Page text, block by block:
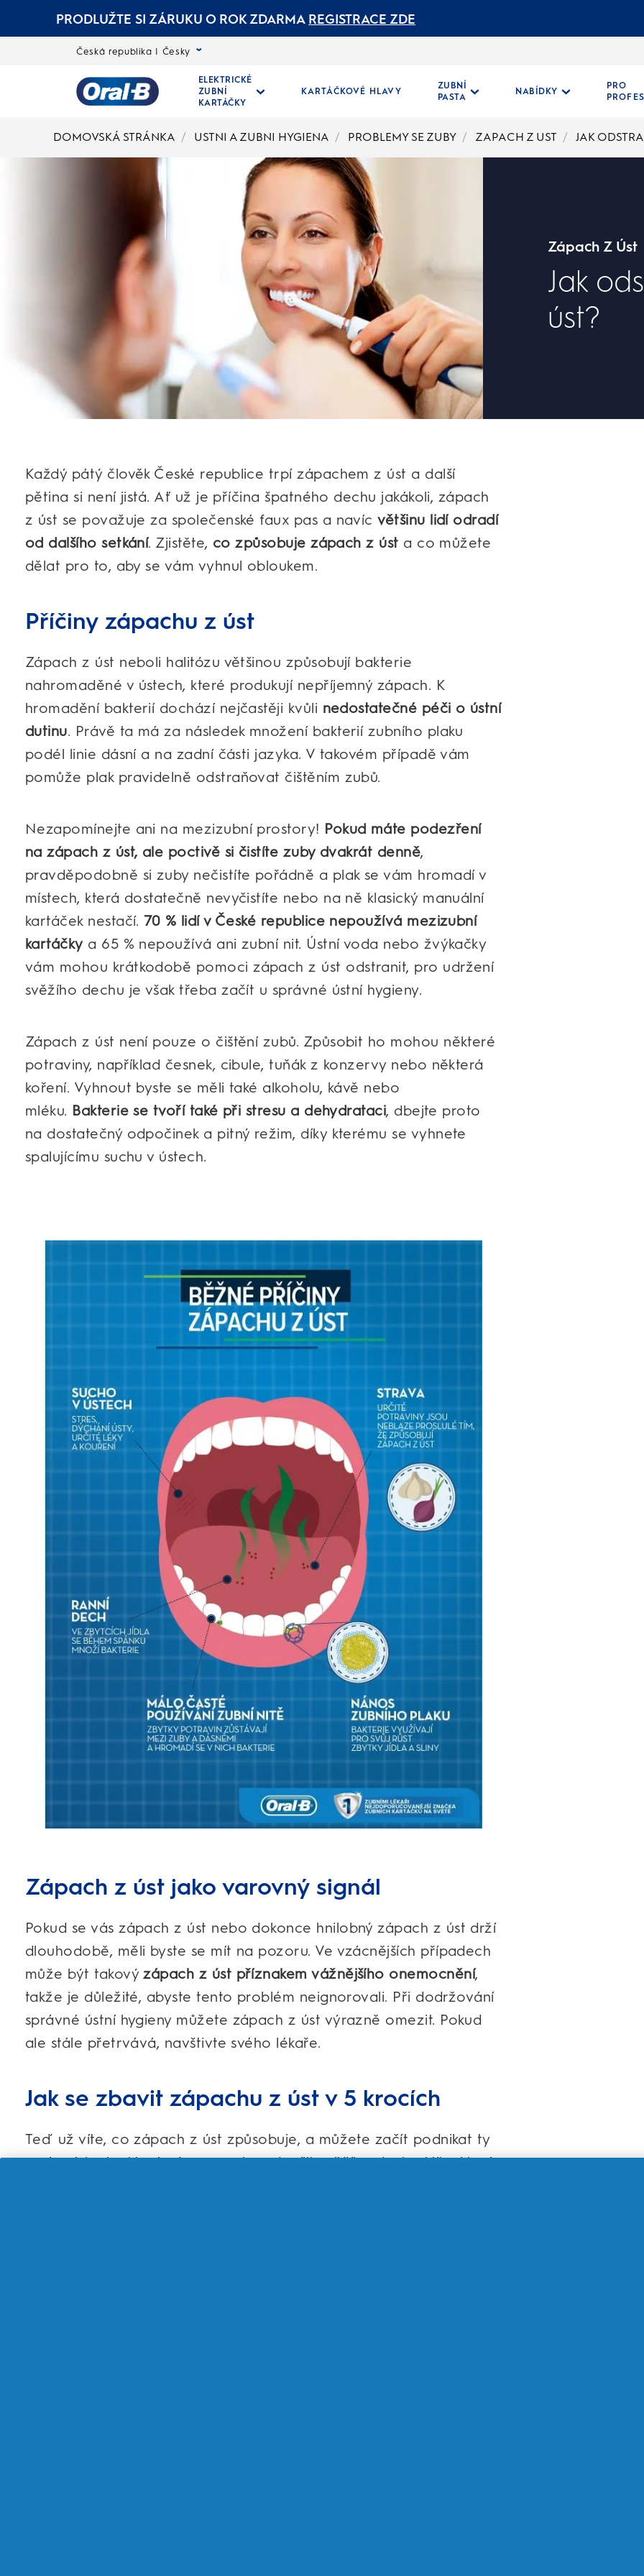
PRODLUŽTE SI ZÁRUKU O ROK ZDARMA REGISTRACE ZDE
Česká republika | Česky
Oral-
Domovská
stránka
ELEKTRICKÉ
ZUBNÍ
KARTÁČKY
KARTÁČKOVÉ HLAVY
ZUBNÍ
PASTA
NABÍDKY
PRO
DOMOVSKÁ STRÁNKA USTNI A ZUBNI HYGIENA PROBLEMY SE ZUBY ZAPACH Z UST JAK
Zápach Z Úst
Jak
úst?
Každý pátý člověk České republice trpí zápachem z úst a další
pětina si není jistá. Ať už je příčina špatného dechu jakákoli, zápach
z úst se považuje za společenské faux pas a navícvětšinu lidí odradí
od dalšího setkání. Zjistěte, co způsobuje zápach z úst a co můžete
dělat pro to, aby se vám vyhnul obloukem.
Příčiny zápachu z úst
Zápach z úst neboli halitózu většinou způsobují bakterie
nahromaděné v ústech, které produkují nepříjemný zápach. K
hromadění bakterií dochází nejčastěji kvůli nedostatečné péči o ústní
dutinu. Právě ta má za následek množení bakterií zubního plaku
podél linie dásní a na zadní části jazyka. V takovém případě vám
pomůže plak pravidelně odstraňovat čištěním zubů.
Nezapomínejte ani na mezizubní prostory! Pokud máte podezření
na zápach z úst, ale poctivě si čistíte zuby dvakrát denně,
pravděpodobně si zuby nečistíte pořádně a plak se vám hromadí v
místech, která dostatečně nevyčistíte nebo na ně klasický manuální
kartáček nestačí. 70 % lidí v České republice nepoužívá mezizubní
kartáčkya 65 % nepoužívá ani zubní nit. Ústní voda nebo žvýkačky
vám mohou krátkodobě pomoci zápach z úst odstranit, pro udržení
svěžího dechu je však třeba začít u správné ústní hygieny.
Zápach z úst není pouze o čištění zubů. Způsobit ho mohou některé
potraviny, například česnek, cibule, tuňák z konzervy nebo některá
koření. Vyhnout byste se měli také alkoholu, kávě nebo
mléku. Bakterie se tvoří také při stresu a dehydrataci, dbejte proto
na dostatečný odpočinek a pitný režim, díky kterému se vyhnete
spalujícímu suchu v ústech.
Zápach z úst jako varovný signál
Pokud se vás zápach z úst nebo dokonce hnilobný zápach z úst drží
dlouhodobě, měli byste se mít na pozoru. Ve vzácnějších případech
může být takovýzápach z úst příznakem vážnějšího onemocnění,
takže je důležité, abyste tento problém neignorovali. Při dodržování
správné ústní hygieny můžete zápach z úst výrazně omezit. Pokud
ale stále přetrvává, navštivte svého lékaře.
Jak se zbavit zápachu z úst v 5 krocích
Teď už víte, co zápach z úst způsobuje, a můžete začít podnikat ty
správné kroky, které vám pomohou docílit svěžího dechu. Víte, které